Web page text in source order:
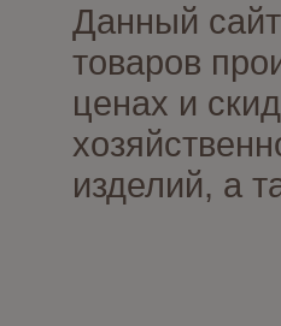
Данный
товаров
ценах и
изделий, а